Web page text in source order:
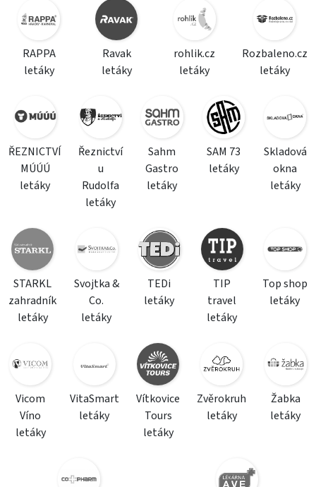
RAPPA
letáky
Ravak
letáky
rohlik.cz
letáky
Rozbaleno.cz
letáky
ŘEZNICTVÍ
MÚÚÚ
letáky
Řeznictví
u
Rudolfa
letáky
Sahm
Gastro
letáky
SAM 73
letáky
Skladová
okna
letáky
STARKL
zahradník
letáky
Svojtka &
Co.
letáky
TEDi
letáky
TIP
travel
letáky
Top shop
letáky
Vicom
Víno
letáky
VitaSmart
letáky
Vítkovice
Tours
letáky
Zvěrokruh
letáky
Žabka
letáky